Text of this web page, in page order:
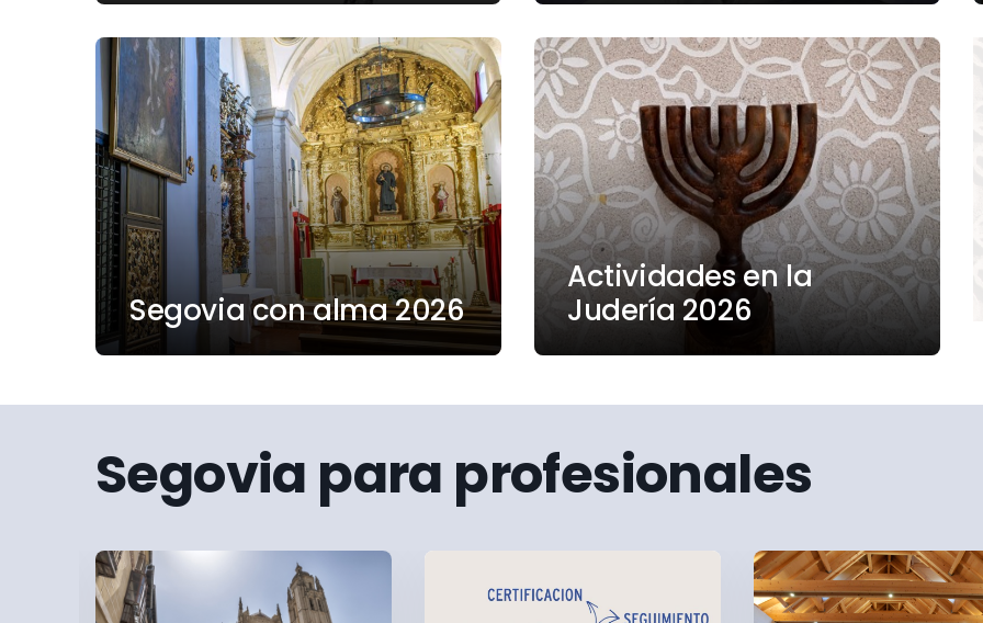
Segovia con alma 2026
Actividades en la
Judería 2026
Segovia para profesionales